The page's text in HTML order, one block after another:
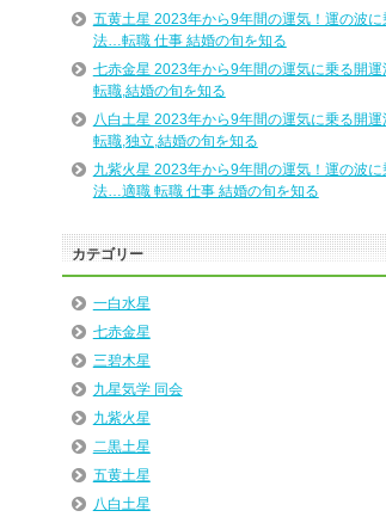
五黄土星 2023年から9年間の運気！運の波に
法…転職 仕事 結婚の旬を知る
七赤金星 2023年から9年間の運気に乗る開運
転職,結婚の旬を知る
八白土星 2023年から9年間の運気に乗る開運
転職,独立,結婚の旬を知る
九紫火星 2023年から9年間の運気！運の波に
法…適職 転職 仕事 結婚の旬を知る
カテゴリー
一白水星
七赤金星
三碧木星
九星気学 同会
九紫火星
二黒土星
五黄土星
八白土星